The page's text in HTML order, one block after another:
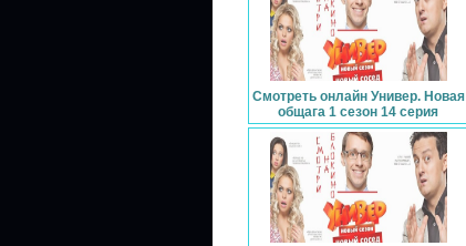
Смотреть онлайн Универ. Новая
общага 1 сезон 14 серия